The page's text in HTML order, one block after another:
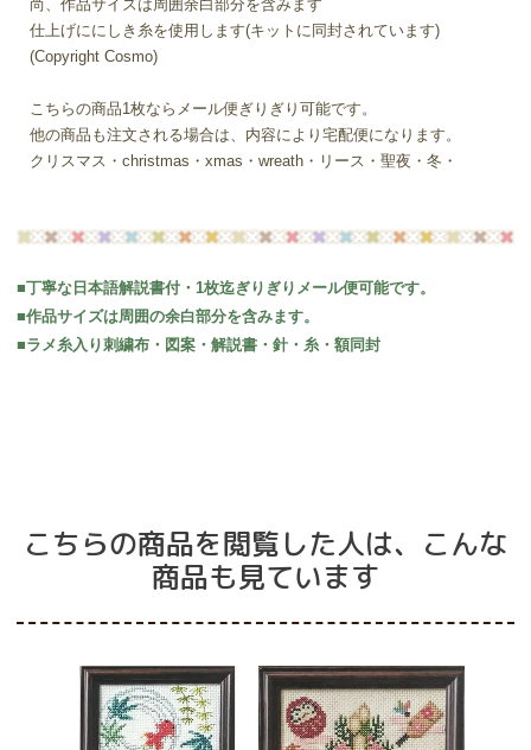
尚、作品サイズは周囲余白部分を含みます
仕上げににしき糸を使用します(キットに同封されています)
(Copyright Cosmo)
こちらの商品1枚ならメール便ぎりぎり可能です。
他の商品も注文される場合は、内容により宅配便になります。
クリスマス・christmas・xmas・wreath・リース・聖夜・冬・
■丁寧な日本語解説書付・1枚迄ぎりぎりメール便可能です。
■作品サイズは周囲の余白部分を含みます。
■ラメ糸入り刺繍布・図案・解説書・針・糸・額同封
こちらの商品を閲覧した人は、こんな
商品も見ています